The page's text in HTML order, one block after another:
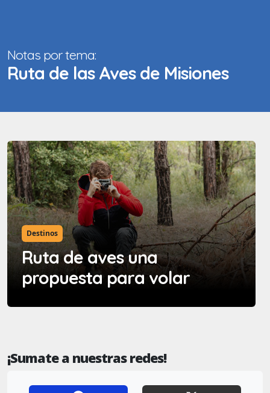
Notas por tema:
Ruta de las Aves de Misiones
Destinos
Ruta de aves una
propuesta para volar
¡Sumate a nuestras redes!